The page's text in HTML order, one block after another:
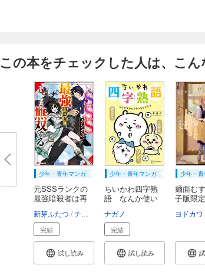
この本をチェックした人は、こ
少年・青年マンガ
元SSSランクの
最強暗殺者は再
新芽ふたつ チョーカー
完結
試し読み
少年・青年マンガ
ちいかわ四字熟
語 なんか使い
ナガノ
完結
試し読み
少年・
麺面む
子版限
ヨドカワ